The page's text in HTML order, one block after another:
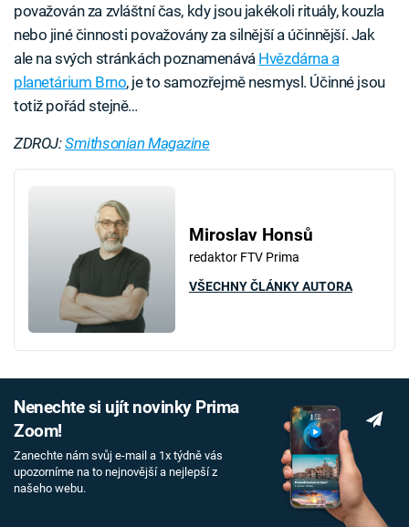
považován za zvláštní čas, kdy jsou jakékoli rituály, kouzla
nebo jiné činnosti považovány za silnější a účinnější. Jak
ale na svých stránkách poznamenává Hvězdárna a
planetárium Brno, je to samozřejmě nesmysl. Účinné jsou
totiž pořád stejně…
ZDROJ:Smithsonian Magazine
Miroslav Honsů
redaktor FTV Prima
VŠECHNY ČLÁNKY AUTORA
Nenechte si ujít novinky Prima
Zoom!
Zanechte nám svůj e-mail a 1x týdně vás
upozorníme na to nejnovější a nejlepší z
našeho webu.